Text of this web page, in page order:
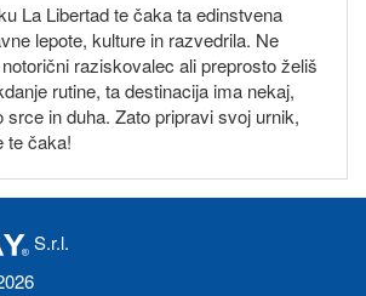
La Libertad te čaka ta edinstvena
lepote, kulture in razvedrila. Ne
raziskovalec ali preprosto želiš
rutine, ta destinacija ima nekaj,
srce in duha. Zato pripravi svoj urnik,
te čaka!
S.r.l.